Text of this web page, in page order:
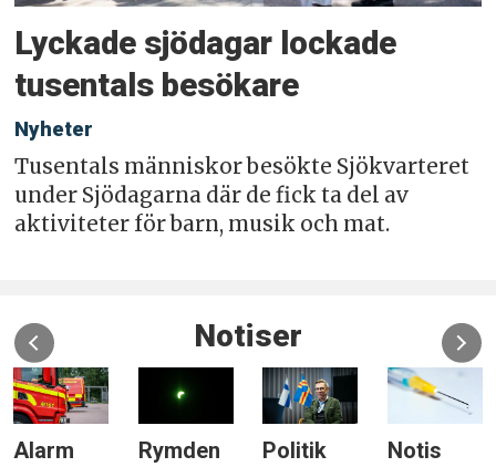
Lyckade sjödagar lockade
tusentals besökare
Nyheter
Tusentals människor besökte Sjökvarteret
under Sjödagarna där de fick ta del av
aktiviteter för barn, musik och mat.
Notiser
Alarm Rymden Politik Notis